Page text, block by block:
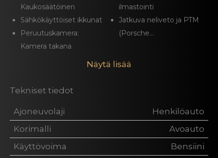
Kaukosäätöinen
Sähkökäyttöiset ikkunat
Peruutuskamera:
Kamera takana
ilmastointi
Jatkuva neliveto ja PTM
(Porsche...
Näytä lisää
Tekniset tiedot
Ajoneuvolaji
Henkilöauto
Korimalli
Avoauto
Käyttövoima
Bensiini